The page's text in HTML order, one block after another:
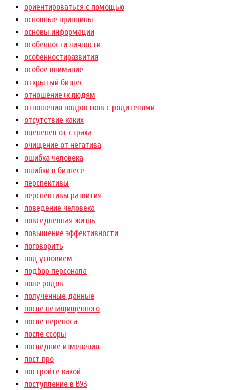
ориентироваться с помощью
основные принципы
основы информации
особенности личности
особенностиразвития
особое внимание
открытый бизнес
отношение+к людям
отношения подростков с родителями
отсутствие каких
оцепенел от страха
очищение от негатива
ошибка человека
ошибки в бизнесе
перспективы
перспективы развития
поведение человека
повседневная жизнь
повышение эффективности
поговорить
под условием
подбор персонала
поле родов
полученные данные
после незащищенного
после переноса
после ссоры
последние изменения
пост про
постройте какой
поступление в ВУЗ